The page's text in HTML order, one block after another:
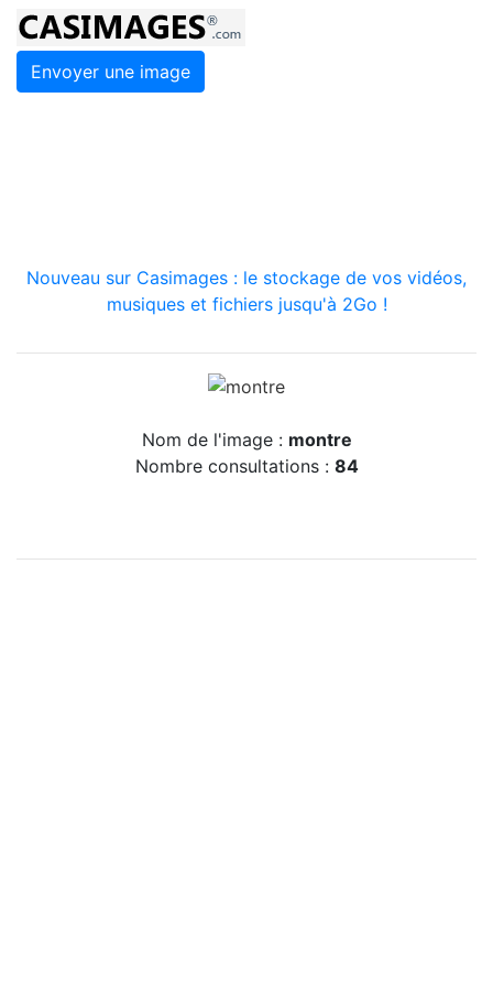
Envoyer une image
Nouveau sur Casimages : le stockage de vos vidéos,
musiques et fichiers jusqu'à 2Go !
Nom de l'image : montre
Nombre consultations : 84